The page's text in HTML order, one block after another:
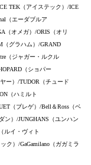
TEK（アイステック）/ICE
（エーダブルア
（オメガ）/ORIS（オリ
（グラハム）/GRAND
（ジャガー・ルクル
（ショパー
ー）/TUDOR（チュード
（ハミルト
（ブレゲ）/Bell＆Ross（ベ
ン）/JUNGHANS（ユンハン
ルイ・ヴィト
ク）/GaGamilano（ガガミラ